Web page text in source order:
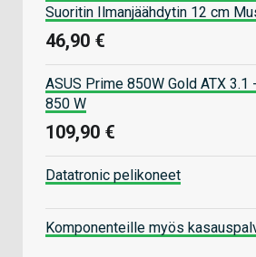
Suoritin Ilmanjäähdytin 12 cm
46,90 €
ASUS Prime 850W Gold ATX 3.1
850 W
109,90 €
Datatronic pelikoneet
Komponenteille myös